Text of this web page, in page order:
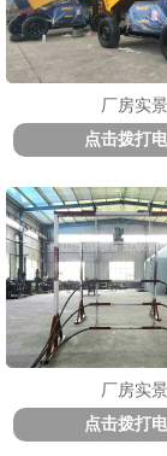
厂房实景
点击拨打
厂房实景
点击拨打